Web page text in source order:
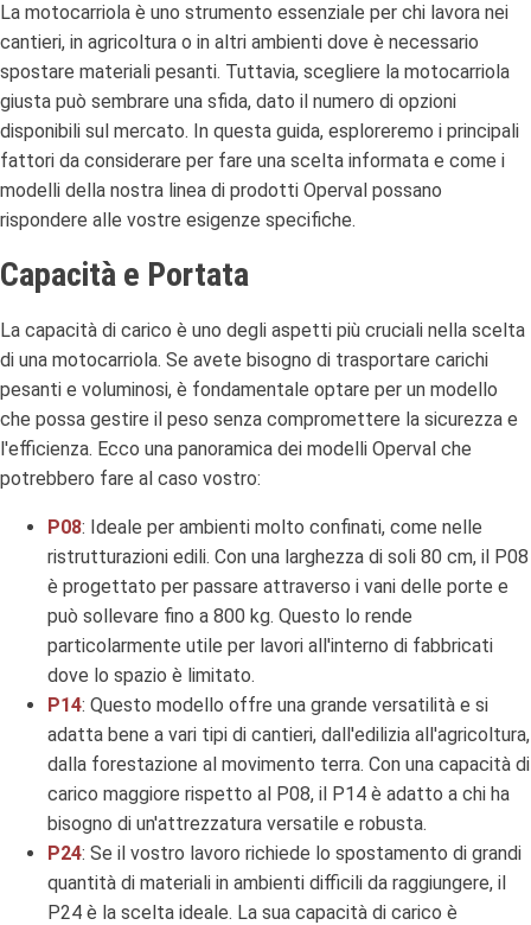
La motocarriola è uno strumento essenziale per chi lavora nei
cantieri, in agricoltura o in altri ambienti dove è necessario
spostare materiali pesanti. Tuttavia, scegliere la motocarriola
giusta può sembrare una sfida, dato il numero di opzioni
disponibili sul mercato. In questa guida, esploreremo i principali
fattori da considerare per fare una scelta informata e come i
modelli della nostra linea di prodotti Operval possano
rispondere alle vostre esigenze specifiche.
Capacità e Portata
La capacità di carico è uno degli aspetti più cruciali nella scelta
di una motocarriola. Se avete bisogno di trasportare carichi
pesanti e voluminosi, è fondamentale optare per un modello
che possa gestire il peso senza compromettere la sicurezza e
l'efficienza. Ecco una panoramica dei modelli Operval che
potrebbero fare al caso vostro:
P08: Ideale per ambienti molto confinati, come nelle
ristrutturazioni edili. Con una larghezza di soli 80 cm, il P08
è progettato per passare attraverso i vani delle porte e
può sollevare fino a 800 kg. Questo lo rende
particolarmente utile per lavori all'interno di fabbricati
dove lo spazio è limitato.
P14: Questo modello offre una grande versatilità e si
adatta bene a vari tipi di cantieri, dall'edilizia all'agricoltura,
dalla forestazione al movimento terra. Con una capacità di
carico maggiore rispetto al P08, il P14 è adatto a chi ha
bisogno di un'attrezzatura versatile e robusta.
P24: Se il vostro lavoro richiede lo spostamento di grandi
quantità di materiali in ambienti difficili da raggiungere, il
P24 è la scelta ideale. La sua capacità di carico è